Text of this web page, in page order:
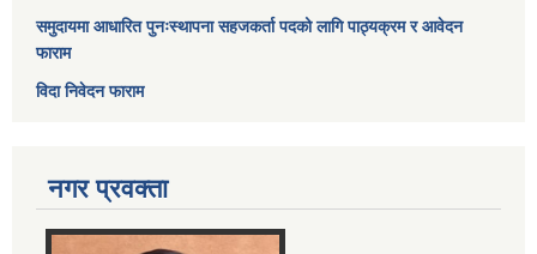
समुदायमा आधारित पुनःस्थापना सहजकर्ता पदको लागि पाठ्यक्रम र आवेदन
फाराम
विदा निवेदन फाराम
नगर प्रवक्ता